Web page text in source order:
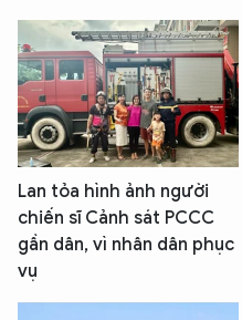
Lan tỏa hình ảnh người
chiến sĩ Cảnh sát PCCC
gần dân, vì nhân dân phục
vụ